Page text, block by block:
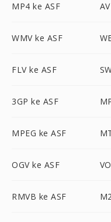
MP4 ke ASF
WMV ke ASF
FLV ke ASF
3GP ke ASF
MPEG ke ASF
OGV ke ASF
RMVB ke ASF